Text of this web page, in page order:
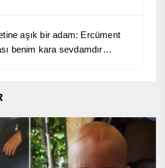
aşık bir adam: Ercüment
benim kara sevdamdır…